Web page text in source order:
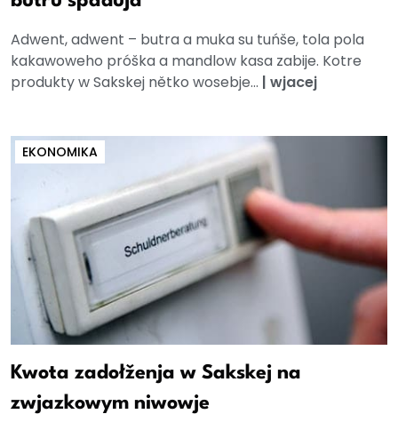
Adwent, adwent – butra a muka su tuńše, tola pola
kakawoweho próška a mandlow kasa zabije. Kotre
produkty w Sakskej nětko wosebje... | wjacej
EKONOMIKA
Kwota zadołženja w Sakskej na
zwjazkowym niwowje